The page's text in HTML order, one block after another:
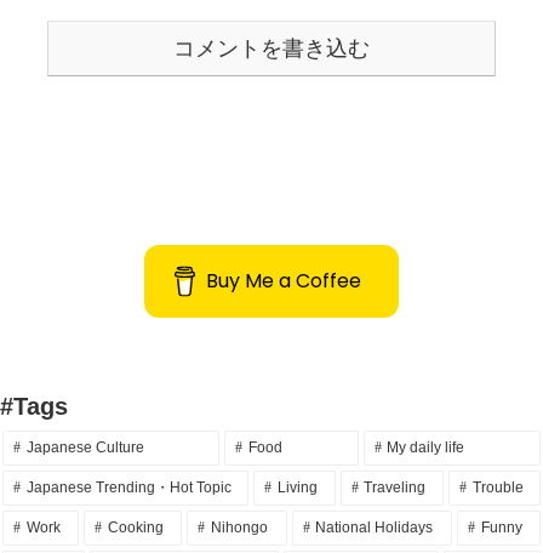
コメントを書き込む
Buy Me a Coffee
#Tags
Japanese Culture Food My daily life
Japanese Trending・Hot Topic Living Traveling Trouble
Work Cooking Nihongo National Holidays Funny